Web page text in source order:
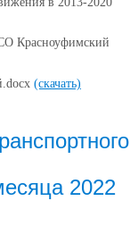
Красноуфимский
(скачать)
2022